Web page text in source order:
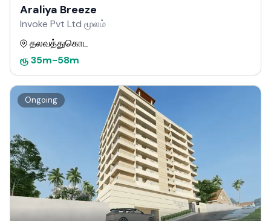
Araliya Breeze
Invoke Pvt Ltd மூலம்
தலவத்துகொட
ரூ35m-58m
Ongoing